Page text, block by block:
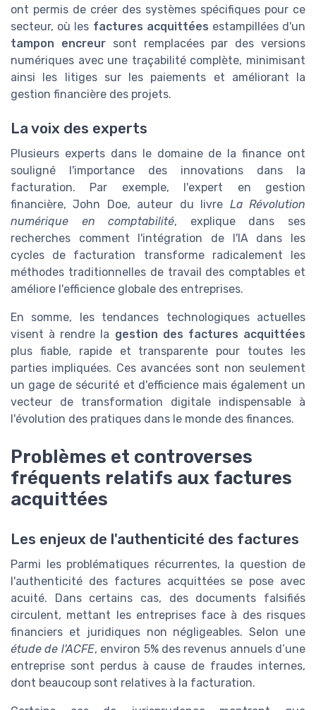
ont permis de créer des systèmes spécifiques pour ce
secteur, où les factures acquittées estampillées d'un
tampon encreursont remplacées par des versions
numériques avec une traçabilité complète, minimisant
ainsi les litiges sur les paiements et améliorant la
gestion financière des projets.
La voix des experts
Plusieurs experts dans le domaine de la finance ont
souligné l'importance des innovations dans la
facturation. Par exemple, l'expert en gestion
financière, John Doe, auteur du livre La Révolution
numérique en comptabilité, explique dans ses
recherches comment l'intégration de l'IA dans les
cycles de facturation transforme radicalement les
méthodes traditionnelles de travail des comptables et
améliore l'efficience globale des entreprises.
En somme, les tendances technologiques actuelles
visent à rendre la gestion des factures acquittées
plus fiable, rapide et transparente pour toutes les
parties impliquées. Ces avancées sont non seulement
un gage de sécurité et d'efficience mais également un
vecteur de transformation digitale indispensable à
l'évolution des pratiques dans le monde des finances.
Problèmes et controverses
fréquents relatifs aux factures
acquittées
Les enjeux de l'authenticité des factures
Parmi les problématiques récurrentes, la question de
l'authenticité des factures acquittées se pose avec
acuité. Dans certains cas, des documents falsifiés
circulent, mettant les entreprises face à des risques
financiers et juridiques non négligeables. Selon une
étude de l'ACFE, environ 5% des revenus annuels d’une
entreprise sont perdus à cause de fraudes internes,
dont beaucoup sont relatives à la facturation.